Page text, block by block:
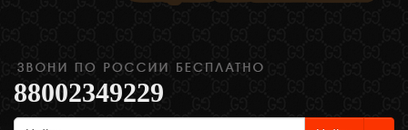
88002349229